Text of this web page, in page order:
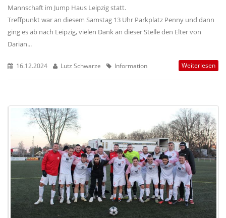
Mannschaft im Jump Haus Leipzig statt.
Treffpunkt war an diesem Samstag 13 Uhr Parkplatz Penny und dann
ging es ab nach Leipzig, vielen Dank an dieser Stelle den Elter von
Darian...
16.12.2024 Lutz Schwarze Information Weiterlesen